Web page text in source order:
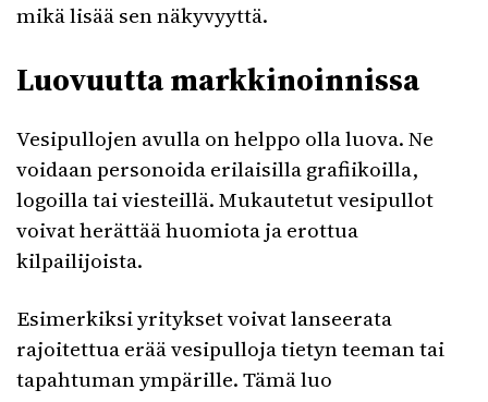
mikä lisää sen näkyvyyttä.
Luovuutta markkinoinnissa
Vesipullojen avulla on helppo olla luova. Ne
voidaan personoida erilaisilla grafiikoilla,
logoilla tai viesteillä. Mukautetut vesipullot
voivat herättää huomiota ja erottua
kilpailijoista.
Esimerkiksi yritykset voivat lanseerata
rajoitettua erää vesipulloja tietyn teeman tai
tapahtuman ympärille. Tämä luo